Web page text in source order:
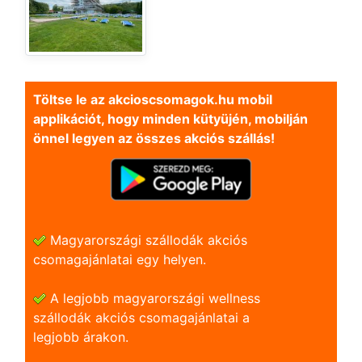
Töltse le az akcioscsomagok.hu mobil
applikációt, hogy minden kütyüjén, mobilján
önnel legyen az összes akciós szállás!
Magyarországi szállodák akciós
csomagajánlatai egy helyen.
A legjobb magyarországi wellness
szállodák akciós csomagajánlatai a
legjobb árakon.